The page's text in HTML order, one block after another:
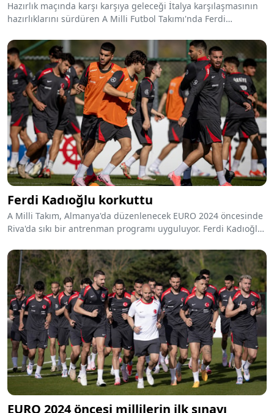
Hazırlık maçında karşı karşıya geleceği İtalya karşılaşmasının
hazırlıklarını sürdüren A Milli Futbol Takımı'nda Ferdi
Ferdi Kadıoğlu korkuttu
A Milli Takım, Almanya'da düzenlenecek EURO 2024 öncesinde
Riva'da sıkı bir antrenman programı uyguluyor. Ferdi Kadıoğlu,
EURO 2024 öncesi millilerin ilk sınavı